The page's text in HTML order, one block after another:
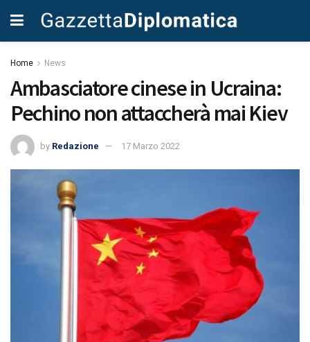
Home News
Ambasciatore cinese in Ucraina:
Pechino non attaccherà mai Kiev
by Redazione 17 Marzo 2022